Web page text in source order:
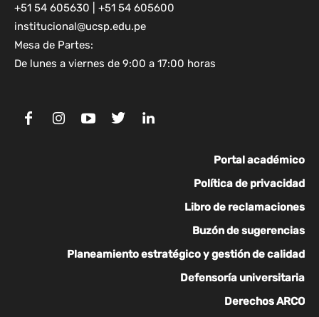
+51 54 605630 | +51 54 605600
institucional@ucsp.edu.pe
Mesa de Partes:
De lunes a viernes de 9:00 a 17:00 horas
Portal académico
Política de privacidad
Libro de reclamaciones
Buzón de sugerencias
Planeamiento estratégico y gestión de calidad
Defensoría universitaria
Derechos ARCO